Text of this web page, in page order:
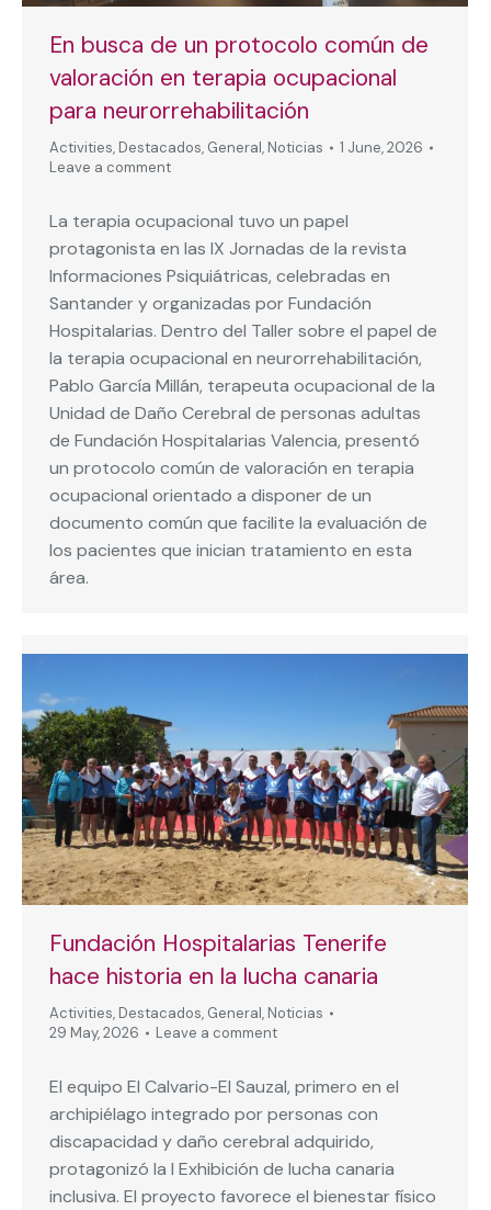
En busca de un protocolo común de
valoración en terapia ocupacional
para neurorrehabilitación
Activities, Destacados, General, Noticias
1 June, 2026
Leave a comment
La terapia ocupacional tuvo un papel
protagonista en las IX Jornadas de la revista
Informaciones Psiquiátricas, celebradas en
Santander y organizadas por Fundación
Hospitalarias. Dentro del Taller sobre el papel de
la terapia ocupacional en neurorrehabilitación,
Pablo García Millán, terapeuta ocupacional de la
Unidad de Daño Cerebral de personas adultas
de Fundación Hospitalarias Valencia, presentó
un protocolo común de valoración en terapia
ocupacional orientado a disponer de un
documento común que facilite la evaluación de
los pacientes que inician tratamiento en esta
área.
Fundación Hospitalarias Tenerife
hace historia en la lucha canaria
Activities, Destacados, General, Noticias
29 May, 2026
Leave a comment
El equipo El Calvario-El Sauzal, primero en el
archipiélago integrado por personas con
discapacidad y daño cerebral adquirido,
protagonizó la I Exhibición de lucha canaria
inclusiva. El proyecto favorece el bienestar físico